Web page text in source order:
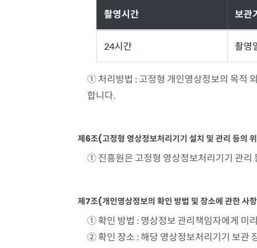
근
권
한
자
안
내
영
상
정
보
영
시
관
기
간,
촬영시간 보관
24시간 촬영
① 처리방법 : 고정형 개인영상정보의 목적
합니다.
제6조(고정형 영상정보처리기기 설치 및 관리 등의
① 진흥원은 고정형 영상정보처리기기 관리
제7조(개인영상정보의 확인 방법 및 장소에 관한 사
① 확인 방법 : 영상정보 관리책임자에게 미
② 확인 장소 : 해당 영상정보처리기기 보관